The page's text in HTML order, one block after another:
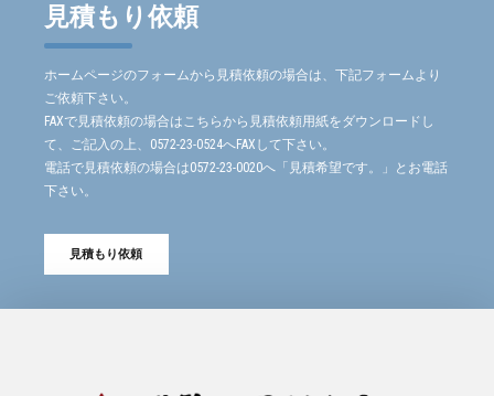
見積もり依頼
ホームページのフォームから見積依頼の場合は、下記フォームより
ご依頼下さい。
FAXで見積依頼の場合はこちらから見積依頼用紙をダウンロードし
て、ご記入の上、0572-23-0524へFAXして下さい。
電話で見積依頼の場合は0572-23-0020へ「見積希望です。」とお電話
下さい。
見積もり依頼